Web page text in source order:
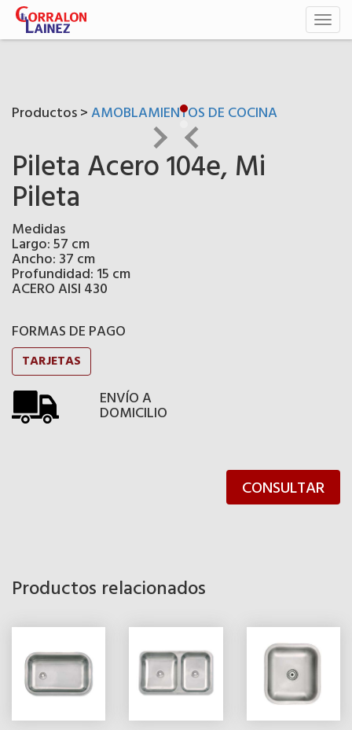
Productos >AMOBLAMIENTOS DE COCINA
Pileta Acero 104e, Mi
Pileta
Medidas
Largo: 57 cm
Ancho: 37 cm
Profundidad: 15 cm
ACERO AISI 430
FORMAS DE PAGO
TARJETAS
ENVÍO A
DOMICILIO
CONSULTAR
Productos relacionados